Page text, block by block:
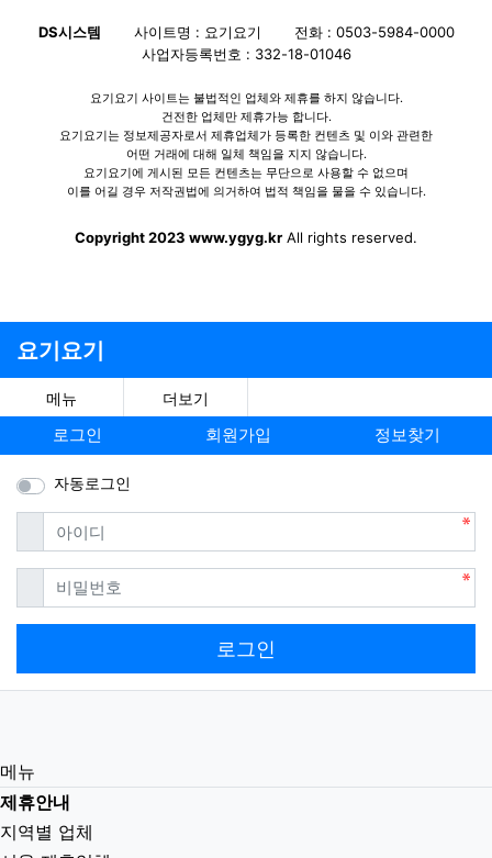
DS시스템 사이트명 : 요기요기
전화 : 0503-5984-0000
사업자등록번호 : 332-18-01046
요기요기 사이트는 불법적인 업체와 제휴를 하지 않습니다.
건전한 업체만 제휴가능 합니다.
요기요기는 정보제공자로서 제휴업체가 등록한 컨텐츠 및 이와 관련한
어떤 거래에 대해 일체 책임을 지지 않습니다.
요기요기에 게시된 모든 컨텐츠는 무단으로 사용할 수 없으며
이를 어길 경우 저작권법에 의거하여 법적 책임을 물을 수 있습니다.
Copyright 2023 www.ygyg.kr All rights reserved.
요기요기
메뉴 더보기
로그인 회원가입 정보찾기
자동로그인
아이디필수
비밀번호필수
로그인
메뉴
제휴안내
지역별 업체